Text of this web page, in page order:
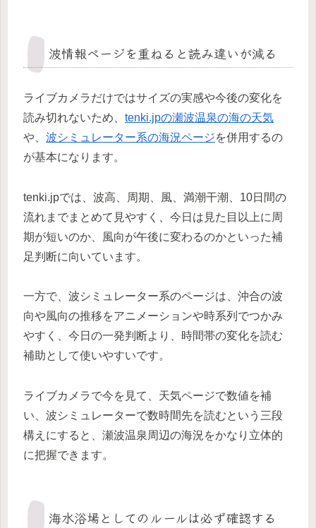
波情報ページを重ねると読み違いが減る
ライブカメラだけではサイズの実感や今後の変化を
読み切れないため、 tenki.jpの瀬波温泉の海の天気
や、 波シミュレーター系の海況ページを併用するの
が基本になります。
tenki.jpでは、波高、周期、風、満潮干潮、10日間の
流れまでまとめて見やすく、今日は見た目以上に周
期が短いのか、風向が午後に変わるのかといった補
足判断に向いています。
一方で、波シミュレーター系のページは、沖合の波
向や風向の推移をアニメーションや時系列でつかみ
やすく、今日の一発判断より、時間帯の変化を読む
補助として使いやすいです。
ライブカメラで今を見て、天気ページで数値を補
い、波シミュレーターで数時間先を読むという三段
構えにすると、瀬波温泉周辺の海況をかなり立体的
に把握できます。
海水浴場としてのルールは必ず確認する